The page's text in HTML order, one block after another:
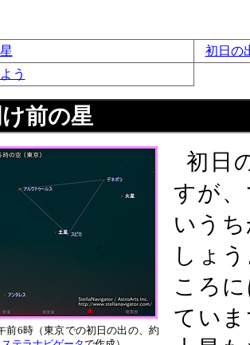
初日の
う
前の星
前6時（東京での初日の出の、約
初日
すが
いう
しょ
ころ
てい